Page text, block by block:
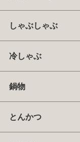
しゃぶしゃぶ
冷しゃぶ
鍋物
とんかつ